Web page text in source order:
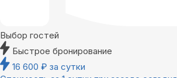
Выбор гостей
Быстрое бронирование
16 600 ₽ за сутки